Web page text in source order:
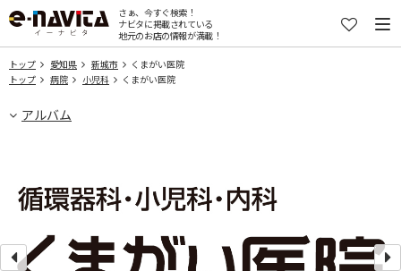
さぁ、今すぐ検索！
ナビタに掲載されている
地元のお店の情報が満載！
トップ 愛知県 新城市
くまがい医院
トップ
病院 小児科 くまがい医院
アルバム